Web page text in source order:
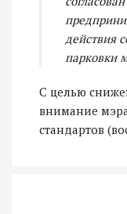
действия
парковки
С целью
внимание
стандартов